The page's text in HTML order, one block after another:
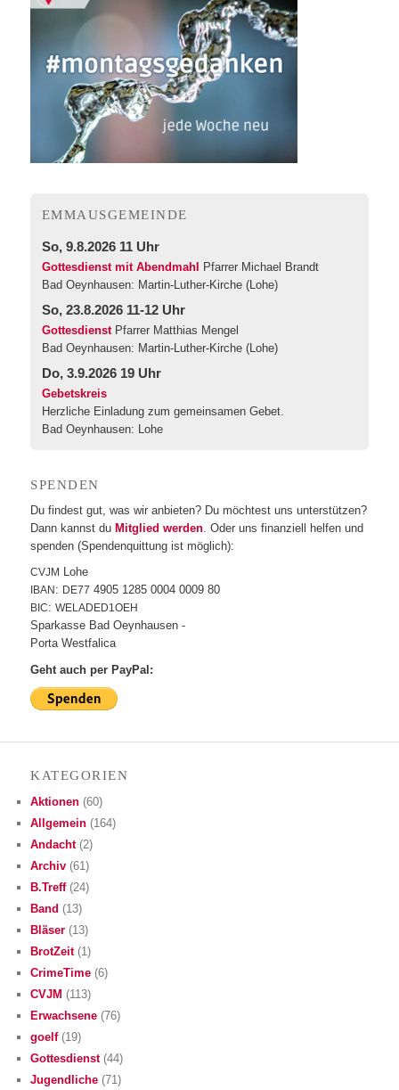
EMMA­US­GE­MEIN­DE
So, 9.8.2026 11 Uhr
Gottesdienst mit Abendmahl
Pfarrer Michael Brandt
Bad Oeynhausen: Martin-Luther-Kirche (Lohe)
So, 23.8.2026 11-12 Uhr
Gottesdienst Pfarrer Matthias Mengel
Bad Oeynhausen: Martin-Luther-Kirche (Lohe)
Do, 3.9.2026 19 Uhr
Gebetskreis
Herzliche Einladung zum gemeinsamen Gebet.
Bad Oeynhausen: Lohe
SPEN­DEN
Du fin­dest gut, was wir anbie­ten? Du möch­test uns unter­stüt­zen?
Dann kannst duMit­glied wer­den . Oder uns finan­zi­ell hel­fen und
spen­den (Spen­den­quit­tung ist möglich):
CVJM Lohe
IBAN : DE77 4905 1285 0004 0009 80
BIC:WELADED1OEH
Spar­kas­se Bad Oeynhausen -
Por­ta Westfalica
Geht auch per PayPal:
KATE­GO­RIEN
Aktionen (60)
Allgemein (164)
Andacht(2)
Archiv (61)
B.Treff(24)
Band (13)
Bläser (13)
BrotZeit(1)
CrimeTime (6)
CVJM (113)
Erwachsene (76)
goelf(19)
Gottesdienst(44)
Jugendliche (71)